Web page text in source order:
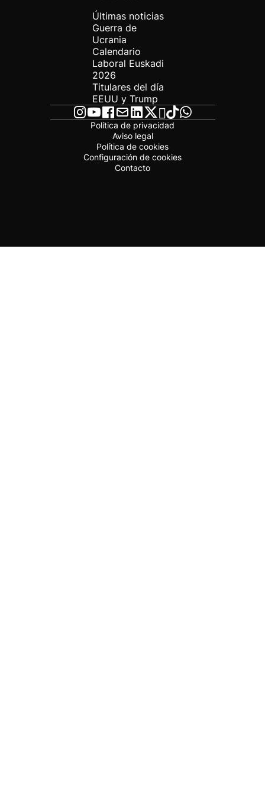
Últimas noticias
Guerra de
Ucrania
Calendario
Laboral Euskadi
2026
Titulares del día
EEUU y Trump
Política de privacidad
Aviso legal
Política de cookies
Configuración de cookies
Contacto